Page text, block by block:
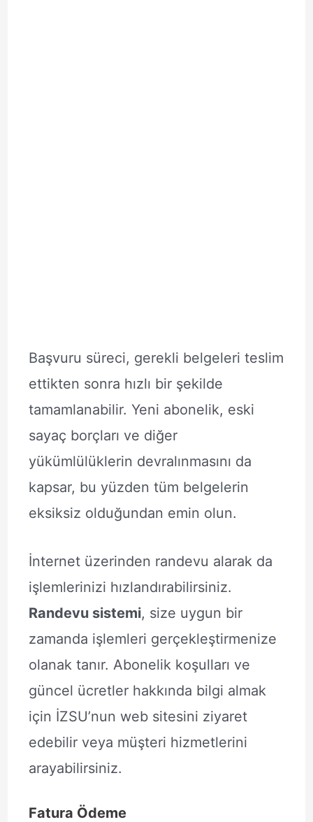
Başvuru süreci, gerekli belgeleri teslim
ettikten sonra hızlı bir şekilde
tamamlanabilir. Yeni abonelik, eski
sayaç borçları ve diğer
yükümlülüklerin devralınmasını da
kapsar, bu yüzden tüm belgelerin
eksiksiz olduğundan emin olun.
İnternet üzerinden randevu alarak da
işlemlerinizi hızlandırabilirsiniz.
Randevu sistemi, size uygun bir
zamanda işlemleri gerçekleştirmenize
olanak tanır. Abonelik koşulları ve
güncel ücretler hakkında bilgi almak
için İZSU’nun web sitesini ziyaret
edebilir veya müşteri hizmetlerini
arayabilirsiniz.
Fatura Ödeme